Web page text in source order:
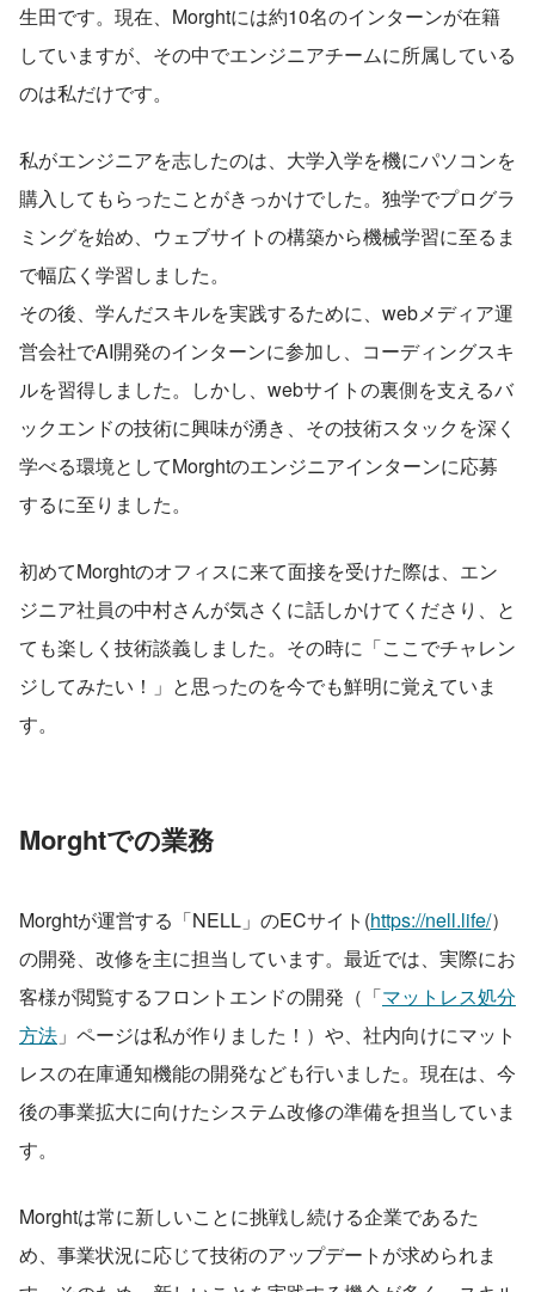
生田です。現在、Morghtには約10名のインターンが在籍
していますが、その中でエンジニアチームに所属している
のは私だけです。
私がエンジニアを志したのは、大学入学を機にパソコンを
購入してもらったことがきっかけでした。独学でプログラ
ミングを始め、ウェブサイトの構築から機械学習に至るま
で幅広く学習しました。
その後、学んだスキルを実践するために、webメディア運
営会社でAI開発のインターンに参加し、コーディングスキ
ルを習得しました。しかし、webサイトの裏側を支えるバ
ックエンドの技術に興味が湧き、その技術スタックを深く
学べる環境としてMorghtのエンジニアインターンに応募
するに至りました。
初めてMorghtのオフィスに来て面接を受けた際は、エン
ジニア社員の中村さんが気さくに話しかけてくださり、と
ても楽しく技術談義しました。その時に「ここでチャレン
ジしてみたい！」と思ったのを今でも鮮明に覚えていま
す。
Morghtでの業務
Morghtが運営する「NELL」のECサイト(https://nell.life/）
の開発、改修を主に担当しています。最近では、実際にお
客様が閲覧するフロントエンドの開発（「マットレス処分
方法 」ページは私が作りました！）や、社内向けにマット
レスの在庫通知機能の開発なども行いました。現在は、今
後の事業拡大に向けたシステム改修の準備を担当していま
す。
Morghtは常に新しいことに挑戦し続ける企業であるた
め、事業状況に応じて技術のアップデートが求められま